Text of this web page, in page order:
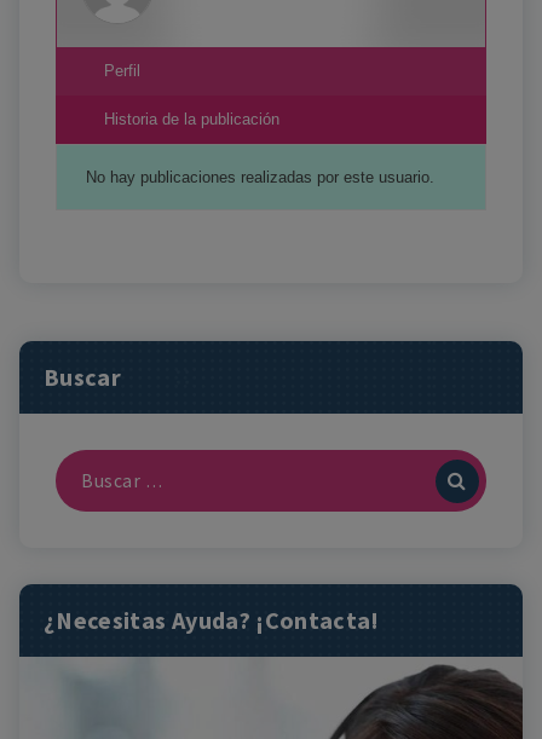
Perfil
Historia de la publicación
No hay publicaciones realizadas por este usuario.
Buscar
¿Necesitas Ayuda? ¡Contacta!